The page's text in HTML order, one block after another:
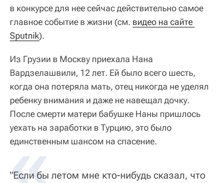
в конкурсе для нее сейчас действительно самое
главное событие в жизни (см. видео на сайте
Sputnik).
Из Грузии в Москву приехала Нана
Вардзелашвили, 12 лет. Ей было всего шесть,
когда она потеряла мать, отец никогда не уделял
ребенку внимания и даже не навещал дочку.
После смерти матери бабушке Наны пришлось
уехать на заработки в Турцию, это было
единственным шансом на спасение.
"Если бы летом мне кто-нибудь сказал, что